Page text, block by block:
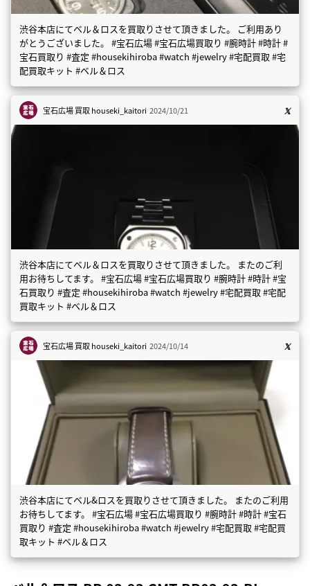
渋谷本店にてベル＆ロスを買取りさせて頂きました。 ご利用あり
がとうございました。 #宝石広場 #宝石広場買取り #腕時計 #時計 #
宝石買取り #査定 #housekihiroba #watch #jewelry #宅配買取 #宅
配買取キット #ベル＆ロス
宝石広場 買取houseki_kaitori 2024/10/21
渋谷本店にてベル＆ロスを買取りさせて頂きました。 またのご利
用お待ちしてます。 #宝石広場 #宝石広場買取り #腕時計 #時計 #宝
石買取り #査定 #housekihiroba #watch #jewelry #宅配買取 #宅配
買取キット #ベル＆ロス
宝石広場 買取houseki_kaitori 2024/10/14
渋谷本店にてベル&ロスを買取りさせて頂きました。 またのご利用
お待ちしてます。 #宝石広場 #宝石広場買取り #腕時計 #時計 #宝石
買取り #査定 #housekihiroba #watch #jewelry #宅配買取 #宅配買
取キット #ベル＆ロス